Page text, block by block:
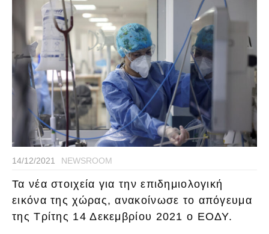
14/12/2021 NEWSROOM
Τα νέα στοιχεία για την επιδημιολογική
εικόνα της χώρας, ανακοίνωσε το απόγευμα
της Τρίτης 14 Δεκεμβρίου 2021 ο ΕΟΔΥ.